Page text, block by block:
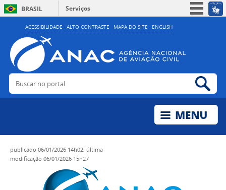
ACESSIBILIDADE ALTO CONTRASTE MAPA DO SITE ENGLISH
BRASIL
Serviços
Simplifique!
Acesso à informação
Legislação
Buscar no portal
publicado 06/01/2026 14h02, última
modificação 06/01/2026 15h27